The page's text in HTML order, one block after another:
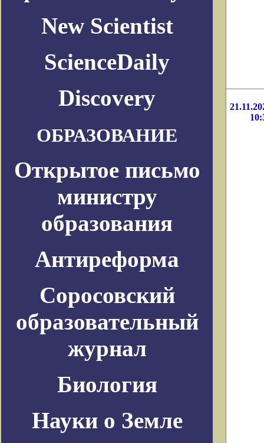
New Scientist
ScienceDaily
Discovery
ОБРАЗОВАНИЕ
Открытое письмо
министру
образования
Антиреформа
Соросовский
образовательный
журнал
Биология
Науки о Земле